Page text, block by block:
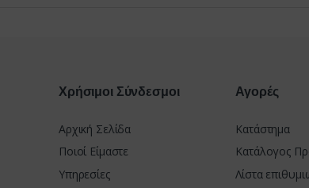
Χρήσιμοι Σύνδεσμοι
Αρχική Σελίδα
Ποιοί Είμαστε
Υπηρεσίες
Αγορές
Κατάστημα
Κατάλογος
Λίστα